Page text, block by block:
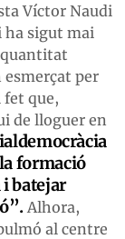
Víctor Naudi
ha sigut mai
esmerçat per
fet que,
de lloguer en
formació
i batejar
Alhora,
al centre